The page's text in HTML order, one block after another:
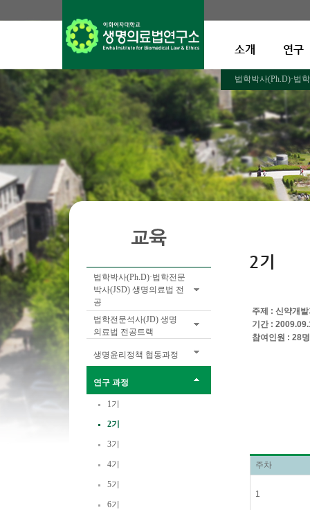
소개 연구
법학박사(Ph.D)·법
법학박사(Ph.D)·법학전문
박사(JSD) 생명의료법 전
공
법학전문석사(JD) 생명
의료법 전공트랙
생명윤리정책 협동과정
연구 과정
1기
2기
3기
4기
5기
6기
주제 : 신약개
기간 :
참여인원 : 28
주차
1
2기